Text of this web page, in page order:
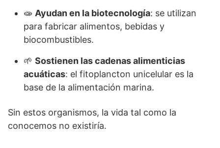
🧫 Ayudan en la biotecnología: se utilizan
para fabricar alimentos, bebidas y
biocombustibles.
🌱 Sostienen las cadenas alimenticias
acuáticas: el fitoplancton unicelular es la
base de la alimentación marina.
Sin estos organismos, la vida tal como la
conocemos no existiría.